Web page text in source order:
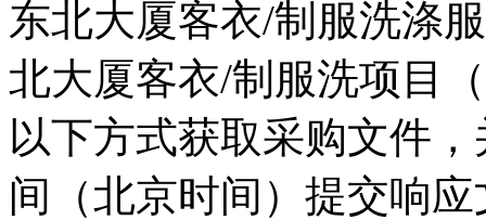
东北大厦客衣/制服洗涤
北大厦客衣/制服洗项目
以下方式获取采购文件
间（北京时间）提交响